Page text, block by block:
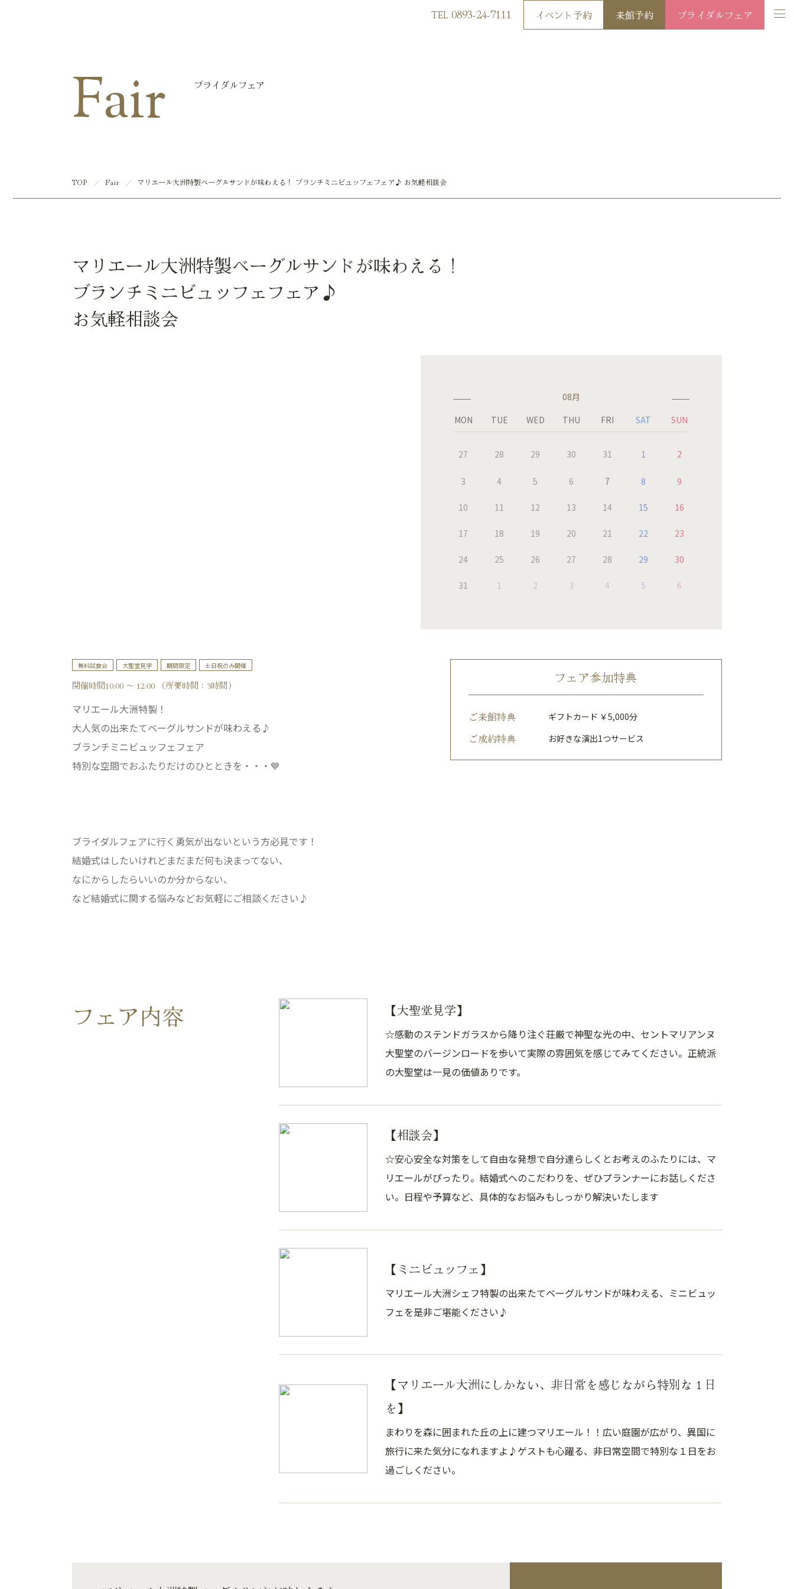
TEL 0893-24-7111 イベント予約 来館予約 ブライダルフェア
Fair ブライダルフェア
TOP Fair マリエール大洲特製ベーグルサンドが味わえる！ ブランチミニビュッフェフェア♪ お気軽相談会
マリエール大洲特製ベーグルサンドが味わえる！
ブランチミニビュッフェフェア♪
お気軽相談会
08月
MON
TUE WED THU FRI SAT SUN
27 28 29 30 31 1 2
3 4 5 6 7 8 9
10 11 12 13 14 15 16
17 18 19 20 21 22 23
24 25 26 27 28 29 30
31 1 2 3 4 5 6
無料試食会 大聖堂見学 期間限定 土日祝のみ開催
開催時間10:00 ～ 12:00 （所要時間：3時間）
マリエール大洲特製！
大人気の出来たてベーグルサンドが味わえる♪
ブランチミニビュッフェフェア
特別な空間でおふたりだけのひとときを・・・💙
ブライダルフェアに行く勇気が出ないという方必見です！
結婚式はしたいけれどまだまだ何も決まってない、
なにからしたらいいのか分からない、
など結婚式に関する悩みなどお気軽にご相談ください♪
フェア参加特典
ご来館特典 ギフトカード ￥5,000分
ご成約特典 お好きな演出1つサービス
フェア内容 【大聖堂見学】
☆感動のステンドガラスから降り注ぐ荘厳で神聖な光の中、セントマリアンヌ
大聖堂のバージンロードを歩いて実際の雰囲気を感じてみてください。正統派
の大聖堂は一見の価値ありです。
【相談会】
☆安心安全な対策をして自由な発想で自分達らしくとお考えのふたりには、マ
リエールがぴったり。結婚式へのこだわりを、ぜひプランナーにお話しくださ
い。日程や予算など、具体的なお悩みもしっかり解決いたします
【ミニビュッフェ】
マリエール大洲シェフ特製の出来たてベーグルサンドが味わえる、ミニビュッ
フェを是非ご堪能ください♪
【マリエール大洲にしかない、非日常を感じながら特別な１日
を】
まわりを森に囲まれた丘の上に建つマリエール！！広い庭園が広がり、異国に
旅行に来た気分になれますよ♪ゲストも心躍る、非日常空間で特別な１日をお
過ごしください。